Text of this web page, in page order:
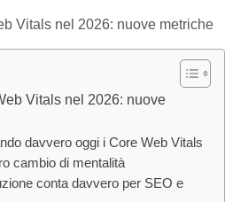
Vitals nel 2026: nuove
davvero oggi i Core Web Vitals
cambio di mentalità
conta davvero per SEO e